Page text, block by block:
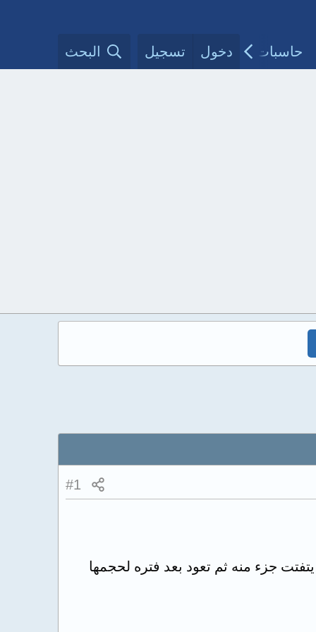
حاسبات طبية مقالات الأطباءدخول تسجيل البحث
#1
جزء منه ثم تعود بعد فتره لحجمها